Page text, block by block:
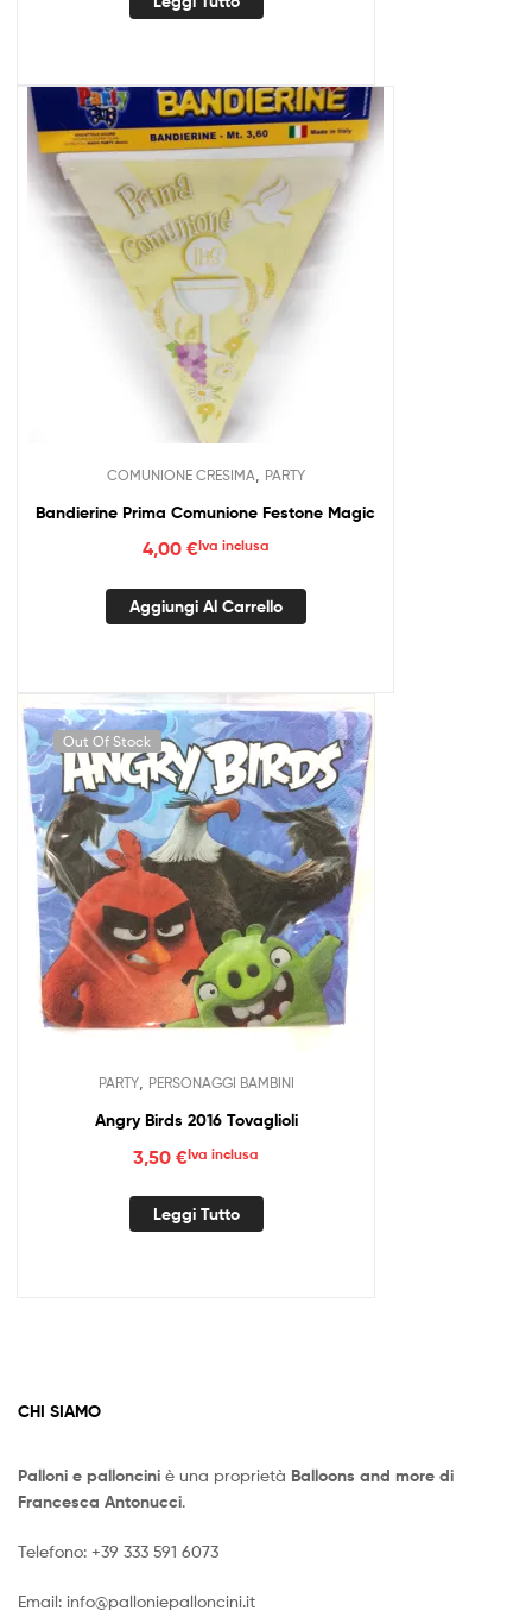
COMUNIONE CRESIMA PARTY
Bandierine Prima Comunione Festone Magic
4,00 €Iva inclusa
Aggiungi Al Carrello
Out Of Stock
PARTY, PERSONAGGI BAMBINI
Angry Birds 2016 Tovaglioli
3,50 €Iva inclusa
Leggi Tutto
CHI SIAMO
Palloni e palloncini è una proprietà Balloons and more di
Francesca Antonucci.
Telefono: +39 333 591 6073
Email: info@palloniepalloncini.it